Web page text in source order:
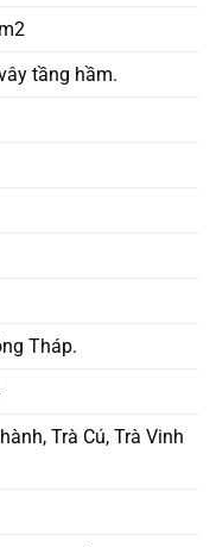
tầng hầm.
Tháp.
Trà Cú, Trà Vinh